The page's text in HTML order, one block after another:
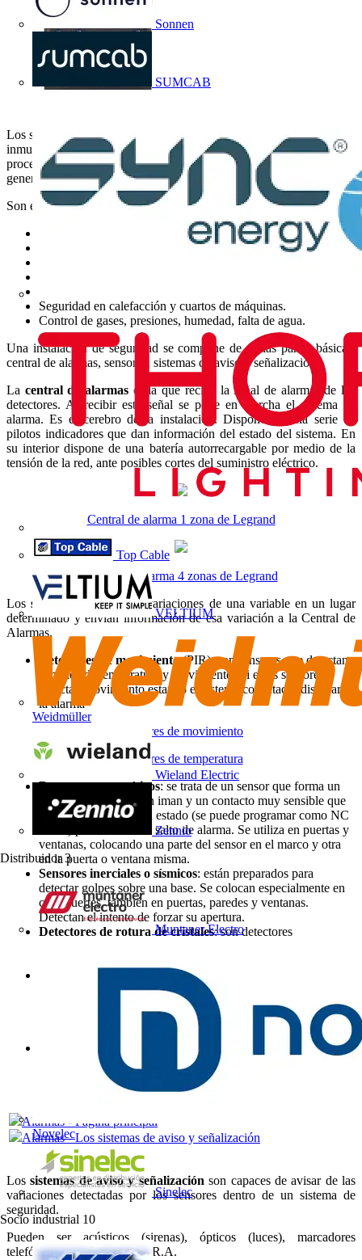
Sonnen
SUMCAB
Top Cable
VELTIUM
Weidmüller
Wieland Electric
Zennio
Distribuidor 3
Muntaner Electro
Novelec
Sinelec
Socio industrial 10
Los sistemas de seguridad no sólo sirven para proteger a los bienes e
inmuebles, protegen a las personas, ahorran tiempo y dinero y en los
procesos domésticos e industriales su uso está totalmente
generalizado.
Son ejemplos, por lo tanto, de su aplicación:
Seguridad en los establecimientos.
Seguridad en calefacción y cuartos de máquinas.
Control de gases, presiones, humedad, falta de agua.
Una instalación de seguridad se compone de varias partes básicas:
central de alarmas, sensores, sistemas de aviso y señalización.
La central de alarmas es la que recibe la señal de alarmas de los
detectores. Al recibir esta señal se pone en marcha el sistema de
alarma. Es el cerebro de la instalación. Dispone de una serie de
pilotos indicadores que dan información del estado del sistema. En
su interior dispone de una batería autorrecargable por medio de la
tensión de la red, ante posibles cortes del suministro eléctrico.
Central de al­arma 1 zona de Legrand
Central de al­arma 4 zonas de Legrand
Lossensoresdetectan las variaciones de una variable en un lugar
determinado y envían información de esa variación a la Central de
Alarmas.
Detectores de movimiento(PIR): son sensores que detectan
cambios de temperatura y movimiento. Si estos sensores
detectan movimiento estando el sistema conectado, dispararán
la alarma
Sen­sores de movimiento
Sen­sores de temperatura
Detectores magnéticos: se trata de un sensor que forma un
circuito cerrado por un iman y un contacto muy sensible que
al separarse, cambia el estado (se puede programar como NC
o NA) provocando un salto de alarma. Se utiliza en puertas y
ventanas, colocando una parte del sensor en el marco y otra
en la puerta o ventana misma.
Sensores inerciales o sísmicos: están preparados para
detectar golpes sobre una base. Se colocan especialmente en
cajas fuertes, también en puertas, paredes y ventanas.
Detectan el intento de forzar su apertura.
Detectores de rotura de cristales: son detectores
Lapa (detector termovelocimétrico)
una caja fuerte. Advierte de un posible intento de sabotaje de
la misma. Adopta el nombre de termovelocimetrico dado que
en su interior alberga tres tipos de detectores seriados, uno de
cambio de temperatura, un sísmico, y uno de movimiento.
: elemento
inalámbrico que permite detectar desvanecimientos o caídas
de personas solas.
Al­armas - Página principal
Al­armas - Los sistemas de aviso y señalización
Lossistemas de aviso y señalización son capaces de avisar de las
variaciones detectadas por los sensores dentro de un sistema de
seguridad.
Pueden ser acústicos (sirenas), ópticos (luces), marcadores
telefónicos y avisadores a C.R.A.